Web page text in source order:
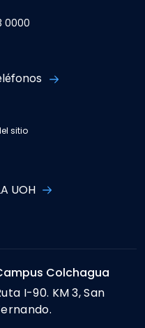
0000
sitio
UOH
Colchagua
I-90. KM 3, San